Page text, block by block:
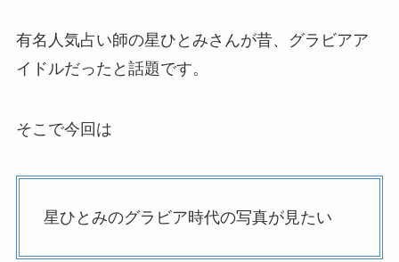
有名人気占い師の星ひとみさんが昔、グラビアア
イドルだったと話題です。
そこで今回は
星ひとみのグラビア時代の写真が見たい